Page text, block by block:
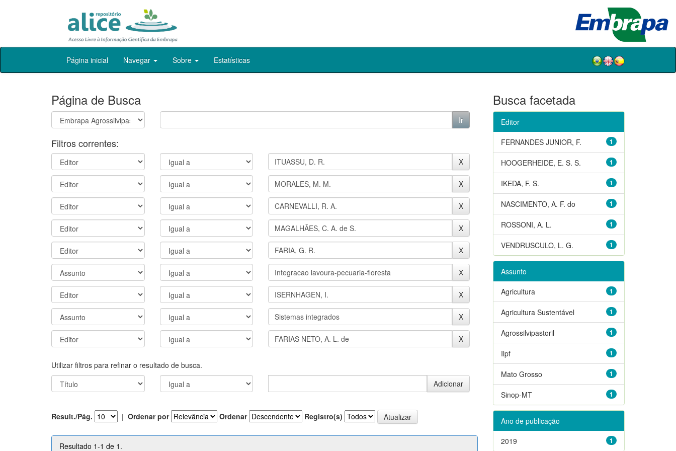
Skip
Página inicial Navegar Sobre Estatísticas
Página de Busca
Filtros correntes:
Utilizar filtros para refinar o resultado de busca.
Result./Pág. | Ordenar por Ordenar Registro(s)
Resultado 1-1 de 1.
Busca facetada
Editor
1
FERNANDES JUNIOR, F.
1
HOOGERHEIDE, E. S. S.
1
IKEDA, F. S.
1
NASCIMENTO, A. F. do
1
ROSSONI, A. L.
1
VENDRUSCULO, L. G.
Assunto
1
Agricultura
1
Agricultura Sustentável
1
Agrossilvipastoril
1
Ilpf
1
Mato Grosso
1
Sinop-MT
Ano de publicação
1
2019